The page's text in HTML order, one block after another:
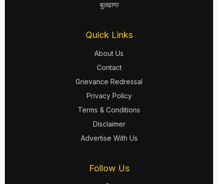
बुलढाणा
Quick Links
About Us
Contact
Grievance Redressal
Privacy Policy
Terms & Conditions
Disclaimer
Advertise With Us
Follow Us